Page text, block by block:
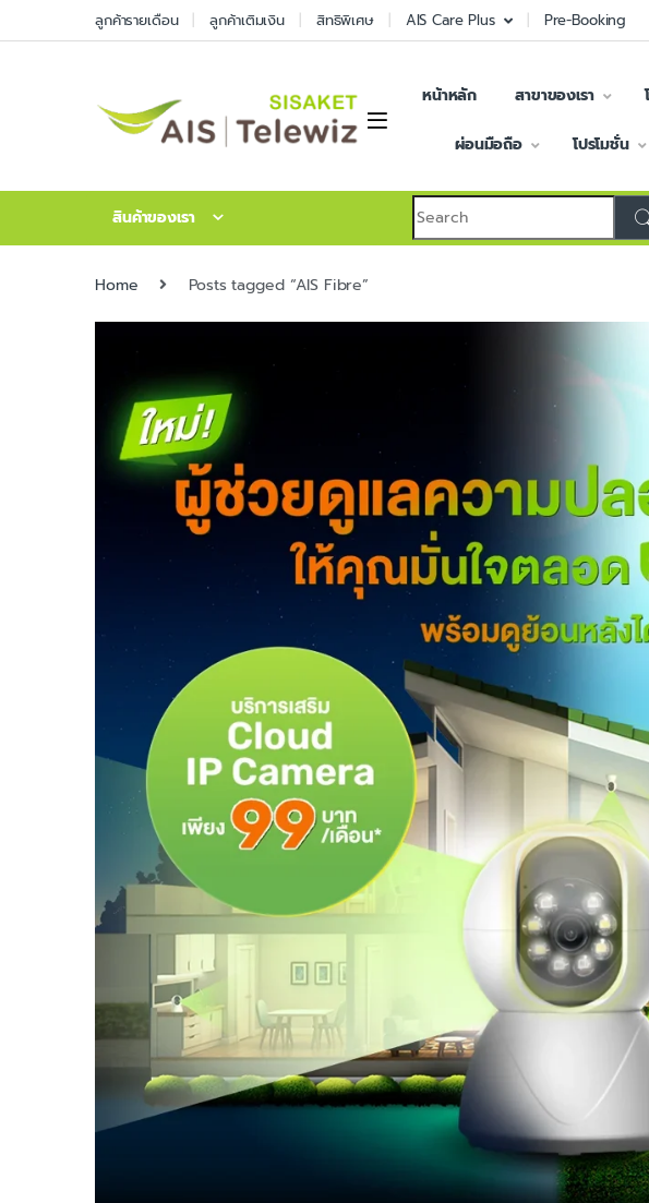
ลูกค้ารายเดือน ลูกค้าเติมเงิน สิทธิพิเศษ AIS Care Plus Pre-Booking
หน้าหลัก สาขาของเรา
ผ่อนมือถือ โปรโมชั่น
สินค้าของเรา
Home Posts tagged “AIS Fibre”